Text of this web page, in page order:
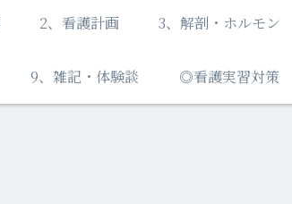
2、看護計画 3、解剖・ホルモン
9、雑記・体験談 ◎看護実習対策